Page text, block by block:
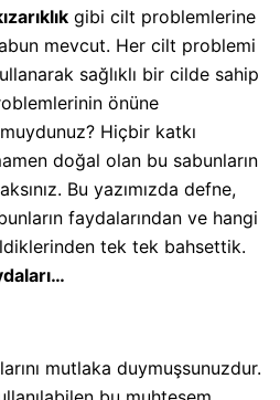
gibi cilt problemlerine
mevcut. Her cilt problemi
sağlıklı bir cilde sahip
önüne
Hiçbir katkı
doğal olan bu sabunların
Bu yazımızda defne,
faydalarından ve hangi
tek tek bahsettik.
mutlaka duymuşsunuzdur.